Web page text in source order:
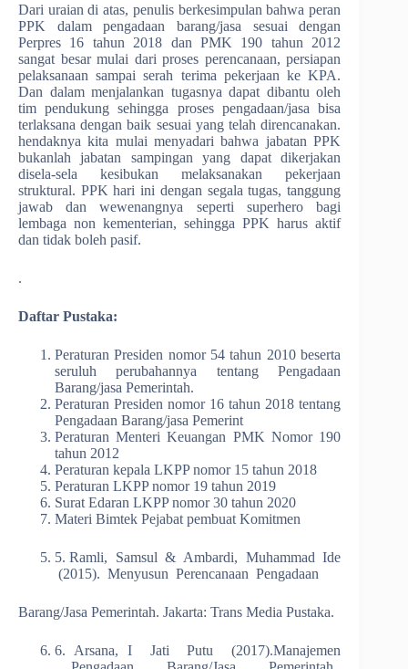
Dari uraian di atas, penulis berkesimpulan bahwa peran
PPK dalam pengadaan barang/jasa sesuai dengan
Perpres 16 tahun 2018 dan PMK 190 tahun 2012
sangat besar mulai dari proses perencanaan, persiapan
pelaksanaan sampai serah terima pekerjaan ke KPA.
Dan dalam menjalankan tugasnya dapat dibantu oleh
tim pendukung sehingga proses pengadaan/jasa bisa
terlaksana dengan baik sesuai yang telah direncanakan.
hendaknya kita mulai menyadari bahwa jabatan PPK
bukanlah jabatan sampingan yang dapat dikerjakan
disela-sela kesibukan melaksanakan pekerjaan
struktural. PPK hari ini dengan segala tugas, tanggung
jawab dan wewenangnya seperti superhero bagi
lembaga non kementerian, sehingga PPK harus aktif
dan tidak boleh pasif.
.
Daftar Pustaka:
Peraturan Presiden nomor 54 tahun 2010 beserta
seruluh perubahannya tentang Pengadaan
Barang/jasa Pemerintah.
Peraturan Presiden nomor 16 tahun 2018 tentang
Pengadaan Barang/jasa Pemerint
Peraturan Menteri Keuangan PMK Nomor 190
tahun 2012
Peraturan kepala LKPP nomor 15 tahun 2018
Peraturan LKPP nomor 19 tahun 2019
Surat Edaran LKPP nomor 30 tahun 2020
Materi Bimtek Pejabat pembuat Komitmen
5. Ramli, Samsul & Ambardi, Muhammad Ide
(2015). Menyusun Perencanaan Pengadaan
Barang/Jasa Pemerintah. Jakarta: Trans Media Pustaka.
6. Arsana, I Jati Putu (2017).Manajemen